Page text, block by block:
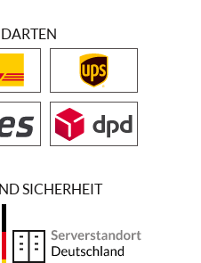
SICHERHEIT